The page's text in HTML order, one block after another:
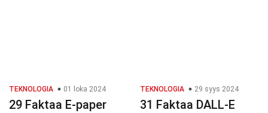
TEKNOLOGIA 01 loka 2024
29 Faktaa E-paper
TEKNOLOGIA 29 syys 2024
31 Faktaa DALL-E